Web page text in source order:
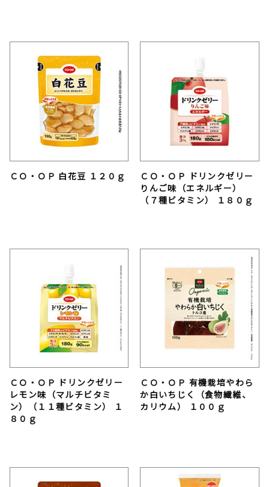
ＣＯ・ＯＰ 白花豆 １２０ｇ
ＣＯ・ＯＰ ドリンクゼリー
りんご味（エネルギー）
（７種ビタミン） １８０ｇ
ＣＯ・ＯＰ ドリンクゼリー
レモン味（マルチビタミ
ン）（１１種ビタミン） １
８０ｇ
ＣＯ・ＯＰ 有機栽培やわら
か白いちじく（食物繊維、
カリウム） １００ｇ